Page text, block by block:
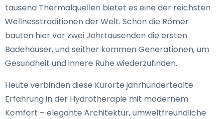
tausend Thermalquellen bietet es eine der reichsten
Wellnesstraditionen der Welt. Schon die Römer
bauten hier vor zwei Jahrtausenden die ersten
Badehäuser, und seither kommen Generationen, um
Gesundheit und innere Ruhe wiederzufinden.
Heute verbinden diese Kurorte jahrhundertealte
Erfahrung in der Hydrotherapie mit modernem
Komfort – elegante Architektur, umweltfreundliche